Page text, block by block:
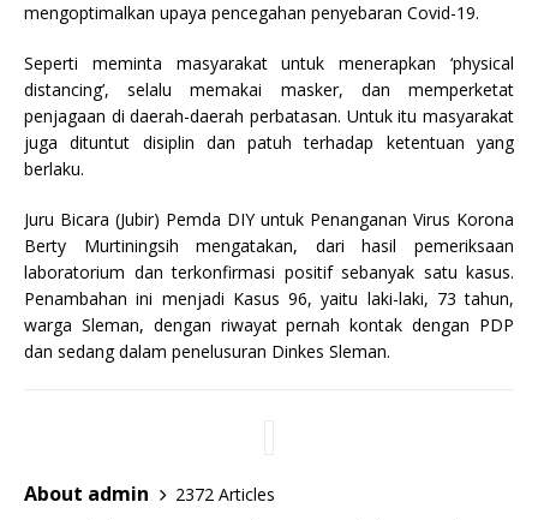
mengoptimalkan upaya pencegahan penyebaran Covid-19.
Seperti meminta masyarakat untuk menerapkan ‘physical
distancing’, selalu memakai masker, dan memperketat
penjagaan di daerah-daerah perbatasan. Untuk itu masyarakat
juga dituntut disiplin dan patuh terhadap ketentuan yang
berlaku.
Juru Bicara (Jubir) Pemda DIY untuk Penanganan Virus Korona
Berty Murtiningsih mengatakan, dari hasil pemeriksaan
laboratorium dan terkonfirmasi positif sebanyak satu kasus.
Penambahan ini menjadi Kasus 96, yaitu laki-laki, 73 tahun,
warga Sleman, dengan riwayat pernah kontak dengan PDP
dan sedang dalam penelusuran Dinkes Sleman.
About admin
2372 Articles